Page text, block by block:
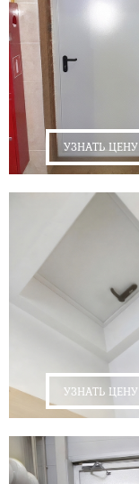
УЗНАТЬ ЦЕНУ
УЗНАТЬ ЦЕНУ